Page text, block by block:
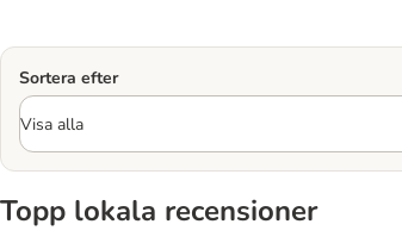
Sortera efter
Topp lokala recensioner